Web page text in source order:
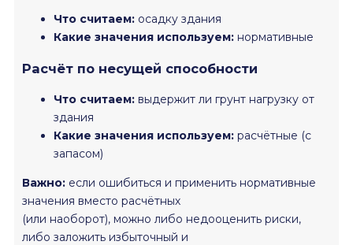
Что считаем: осадку здания
Какие значения используем: нормативные
Расчёт по несущей способности
Что считаем: выдержит ли грунт нагрузку от
здания
Какие значения используем: расчётные (с
запасом)
Важно: если ошибиться и применить нормативные
значения вместо расчётных
(или наоборот), можно либо недооценить риски,
либо заложить избыточный и